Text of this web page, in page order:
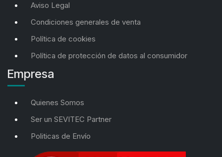
Aviso Legal
Condiciones generales de venta
Política de cookies
Política de protección de datos al consumidor
Empresa
Quienes Somos
Ser un SEVITEC Partner
Politicas de Envío